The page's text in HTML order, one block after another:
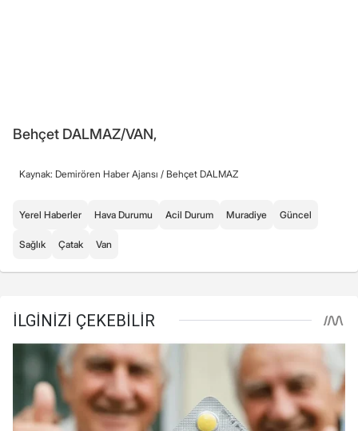
Behçet DALMAZ/VAN,
Kaynak: Demirören Haber Ajansı / Behçet DALMAZ
Yerel Haberler Hava Durumu Acil Durum Muradiye Güncel
Sağlık Çatak Van